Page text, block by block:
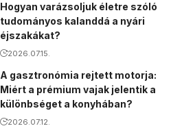
Hogyan varázsoljuk életre szóló
tudományos kalanddá a nyári
éjszakákat?
2026.07.15.
A gasztronómia rejtett motorja:
Miért a prémium vajak jelentik a
különbséget a konyhában?
2026.07.12.